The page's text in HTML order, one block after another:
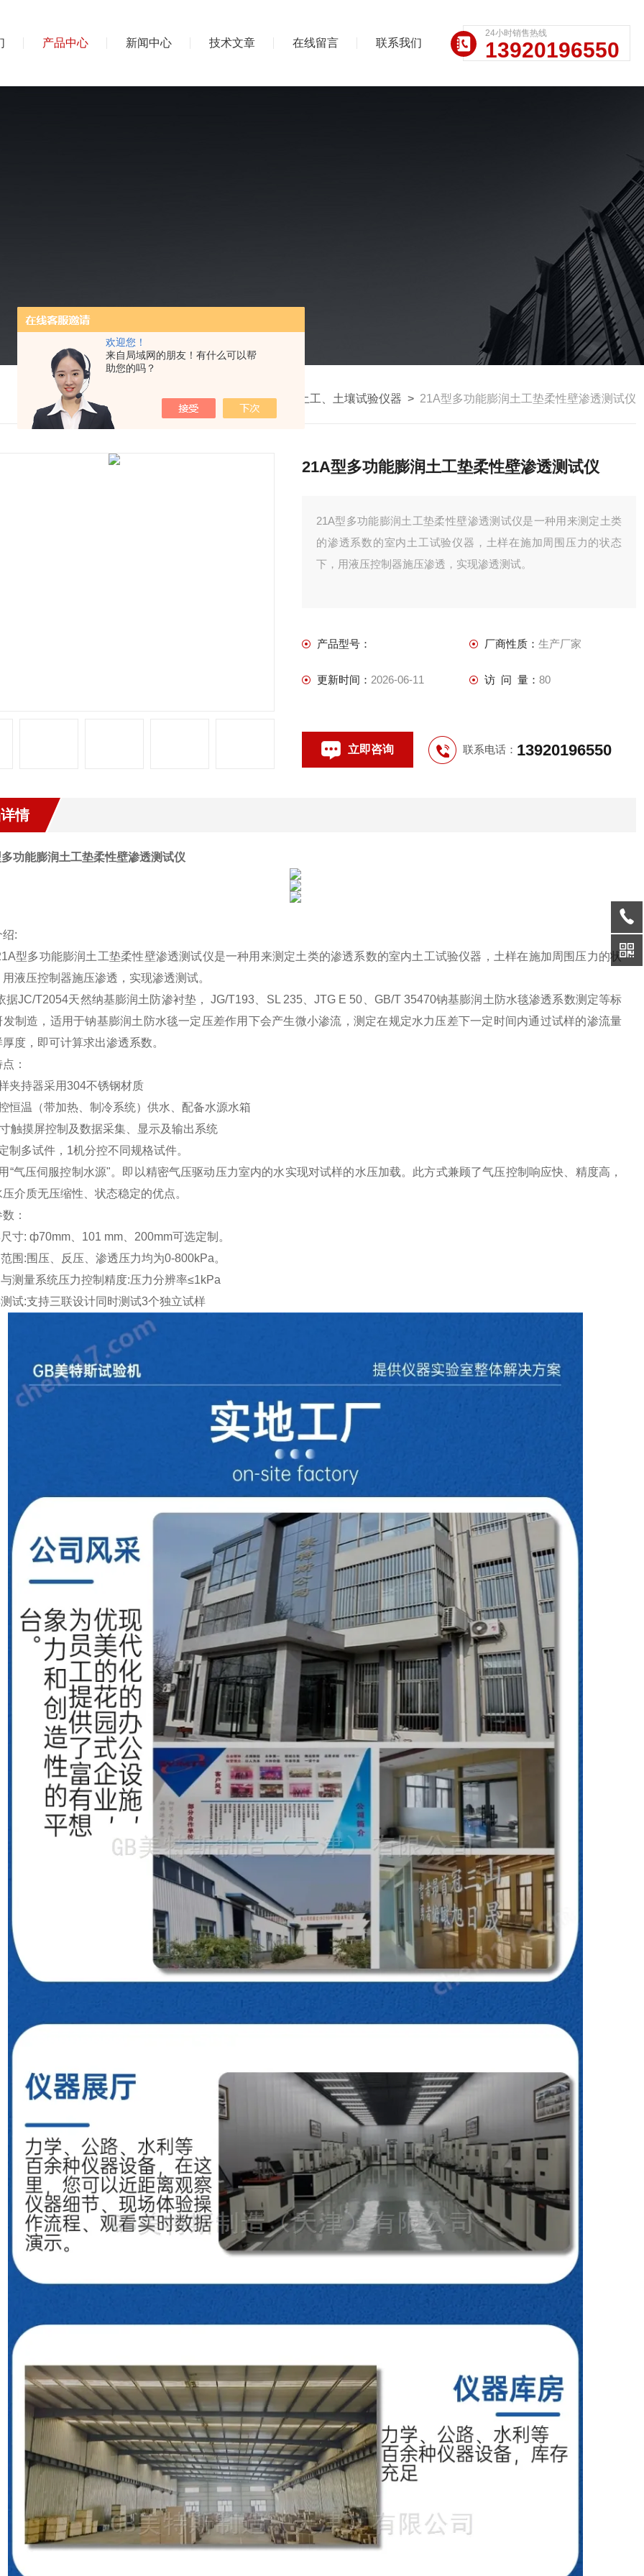
欢迎您！
来自局域网的朋友！有什么可以帮
助您的吗？
产品中心 新闻中心 技术文章 在线留言 联系我们
24小时销售热线
13920196550
我的位置：首页> 产品中心> > 土工、土壤试验仪器 > 21A型多功能膨润土工垫柔性壁渗透测试仪
21A型多功能膨润土工垫柔性壁渗透测试仪
21A型多功能膨润土工垫柔性壁渗透测试仪是一种用来测定土类
的渗透系数的室内土工试验仪器，土样在施加周围压力的状态
下，用液压控制器施压渗透，实现渗透测试。
产品型号： 厂商性质： 生产厂家
更新时间： 2026-06-11 访 问 量： 80
立即咨询 联系电话： 13920196550
情
功能膨润土工垫柔性壁渗透测试仪
绍:
型多功能膨润土工垫柔性壁渗透测试仪是一种用来测定土类的渗透系数的室内土工试验仪器，土样在施加周围压力的状
液压控制器施压渗透，实现渗透测试。
据JC/T2054天然纳基膨润土防渗衬垫， JG/T193 SL 235、JTG E 50 GB/T 35470钠基膨润土防水毯渗透系数测定等标
发制造，适用于钠基膨润土防水毯一定压差作用下会产生微小渗流，测定在规定水力压差下一定时间内通过试样的渗流量
度，即可计算求出渗透系数。
：
夹持器采用304不锈钢材质
恒温（带加热、制冷系统）供水、配备水源水箱
寸触摸屏控制及数据采集、显示及输出系统
制多试件， 1机分控不同规格试件。
“气压伺服控制水源"。即以精密气压驱动压力室内的水实现对试样的水压加载。此方式兼顾了气压控制响应快、精度高，
介质无压缩性、状态稳定的优点。
：
寸: ф70mm 101 mm 200mm可选定制。
围 :围压、反压、渗透压力均为0-800kPa。
测量系统压力控制精度:压力分辨率≤1kPa
试:支持三联设计同时测试3个独立试样